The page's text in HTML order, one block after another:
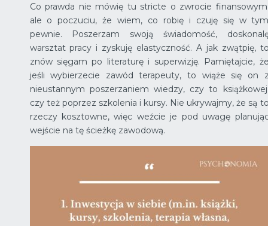
Co prawda nie mówię tu stricte o zwrocie
ale o poczuciu, że wiem, co robię i czuję się w
pewnie. Poszerzam swoją świadomość,
warsztat pracy i zyskuję elastyczność. A jak zwątpię,
znów sięgam po literaturę i superwizję. Pamiętajcie,
jeśli wybierzecie zawód terapeuty, to wiąże się on
nieustannym poszerzaniem wiedzy, czy to
czy też poprzez szkolenia i kursy. Nie ukrywajmy, że są
rzeczy kosztowne, więc weźcie je pod uwagę
wejście na tę ścieżkę zawodową.